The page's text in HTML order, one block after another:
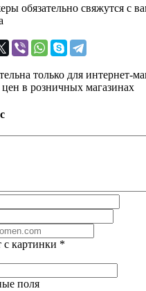
обязательно свяжутся с
только для интернет-
цен в розничных магазинах
с картинки *
поля